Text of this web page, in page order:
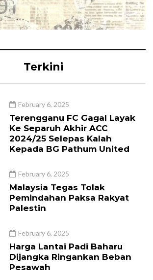
Terkini
February 6, 2025
Terengganu FC Gagal Layak
Ke Separuh Akhir ACC
2024/25 Selepas Kalah
Kepada BG Pathum United
February 6, 2025
Malaysia Tegas Tolak
Pemindahan Paksa Rakyat
Palestin
February 6, 2025
Harga Lantai Padi Baharu
Dijangka Ringankan Beban
Pesawah